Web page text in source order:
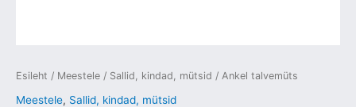
Esileht / Meestele / Sallid, kindad, mütsid / Ankel talvemüts
Meestele, Sallid, kindad, mütsid